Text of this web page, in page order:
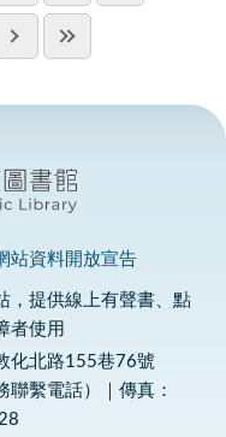
站資料開放宣告
，提供線上有聲書、點
者使用
化北路155巷76號
繫電話）｜傳真：